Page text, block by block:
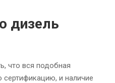
дизель
что вся подобная
и наличие